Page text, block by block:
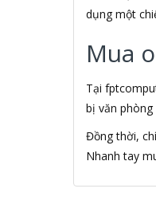
ADATA
ADB
ADD
ADEP
ADESSO
Adidas
AeroCool
dụng một
Mua
Tại
bị văn
Đồng thời,
Nhanh tay